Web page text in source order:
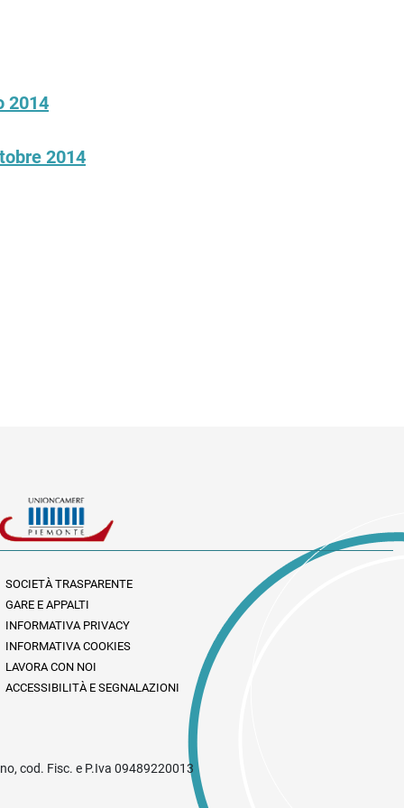
2014
2014
SOCIETÀ TRASPARENTE
GARE E APPALTI
INFORMATIVA PRIVACY
INFORMATIVA COOKIES
LAVORA CON NOI
ACCESSIBILITÀ E SEGNALAZIONI
cod. Fisc. e P.Iva 09489220013